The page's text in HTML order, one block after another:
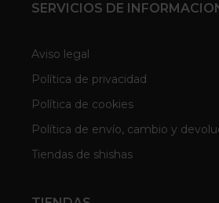
SERVICIOS DE
Aviso legal
Política de privacidad
Política de cookies
Política de envío, cambio y
Tiendas de shishas